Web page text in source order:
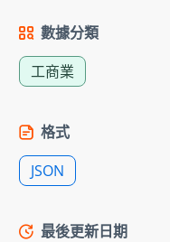
數據分類
工商業
格式
JSON
最後更新日期